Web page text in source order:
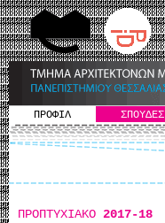
ΠΡΟΦΙΛ ΣΠΟΥΔΕΣ
ΠΡΟΠΤΥΧΙΑΚΟ 2017-18